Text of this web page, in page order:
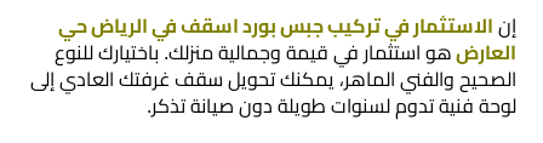
​إنالاستثمار في تركيب جبس بورد اسقف في الرياض حي
العارضهو استثمار في قيمة وجمالية منزلك. باختيارك للنوع
الصحيح والفني الماهر، يمكنك تحويل سقف غرفتك العادي إلى
لوحة فنية تدوم لسنوات طويلة دون صيانة تذكر.